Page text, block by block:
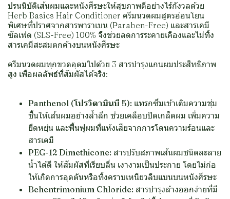
ปรนนิบัติเส้นผมและหนังศีรษะให้สุขภาพดีอย่างไร้กังวลด้วย
Herb Basics Hair Conditioner ครีมนวดผมสูตรอ่อนโยน
พิเศษที่ปราศจากสารพาราเบน (Paraben-Free) และสารเคมี
ซัลเฟต (SLS-Free) 100% จึงช่วยลดการระคายเคืองและไม่ทิ้ง
สารเคมีสะสมตกค้างบนหนังศีรษะ
ครีมนวดผมทุกขวดอุดมไปด้วย 3 สารบำรุงแกนผมประสิทธิภาพ
สูง เพื่อผลลัพธ์ที่สัมผัสได้จริง:
Panthenol (โปรวิตามินบี 5): แทรกซึมเข้าเติมความชุ่ม
ชื้นให้เส้นผมอย่างล้ำลึก ช่วยเคลือบปิดเกล็ดผม เพิ่มความ
ยืดหยุ่น และฟื้นฟูผมที่แห้งเสียจากการโดนความร้อนและ
สารเคมี
PEG-12 Dimethicone: สารปรับสภาพเส้นผมชนิดละลาย
น้ำได้ดี ให้สัมผัสที่เรียบลื่น เงางามเป็นประกาย โดยไม่ก่อ
ให้เกิดการอุดตันหรือทิ้งคราบเหนียวลีบแบนบนหนังศีรษะ
Behentrimonium Chloride: สารบำรุงล้างออกง่ายที่มี